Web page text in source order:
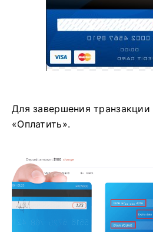
Для завершения
«Оплатить».